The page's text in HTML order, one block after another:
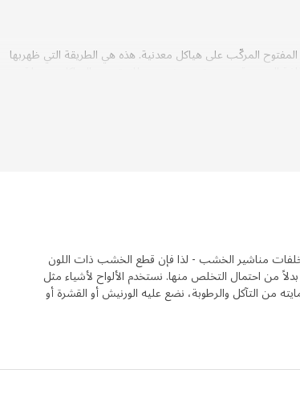
المركّب على هياكل معدنية. هذه هي الطريقة التي ظهربها
شارك في المشروع: "يبدو الوتد في الواقع وكأنه أنف خنزير
مناشير الخشب - لذا فإن قطع الخشب ذات اللون
من احتمال التخلص منها. نستخدم الألواح لأشياء مثل
من التآكل والرطوبة، نضع عليه الورنيش أو القشرة أو